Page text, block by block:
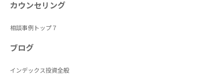
カウンセリング
相談事例トップ７
ブログ
インデックス投資全般